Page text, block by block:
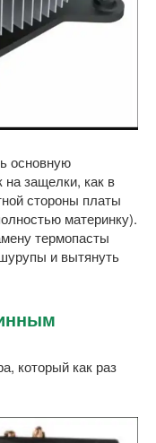
основную
на защелки, как в
стороны платы
материнку).
термопасты
и вытянуть
который как раз